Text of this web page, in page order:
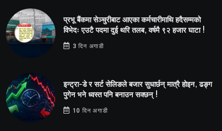
प्रभू बैंकमा सेञ्चुरीबाट आएका कर्मचारीमाथि हदैसम्मको
विभेदः एउटै पदमा दुई थरि तलब, वर्षमै ९२ हजार घाटा !
3 दिन अगाडी
इन्ट्रा-डे र सर्ट सेलिङले बजार सुधार्छन् मात्रै होइन, ढङ्ग
पुगेन भने ध्वस्त पनि बनाउन सक्छन् !
10 दिन अगाडी